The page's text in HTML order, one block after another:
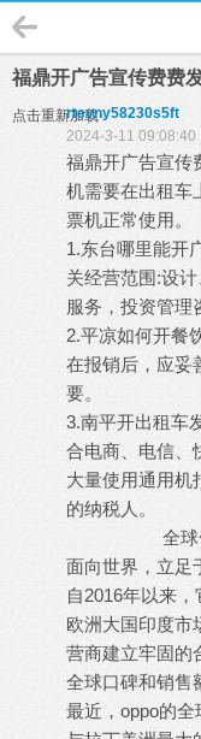
福鼎开广告宣传费费
点击重新加载rtevny58230s5ft
2024-3-11 09:08:40
福鼎开广告宣
机需要在出租车
票机正常使用。
1.东台哪里能开
关经营范围:设
服务，投资管理
2.平凉如何开餐
在报销后，应妥
要。
3.南平开出租车
合电商、电信、
大量使用通用机
的纳税人。
全球化和本
面向世界，立足
自2016年以来
欧洲大国印度市
营商建立牢固的
全球口碑和销售
最近，oppo的